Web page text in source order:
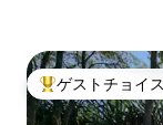
大好評のゲスト
ゲストチョイス